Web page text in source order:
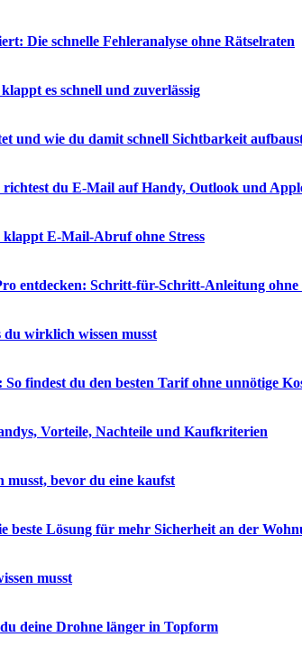
Die schnelle Fehleranalyse ohne Rätselraten
es schnell und zuverlässig
und wie du damit schnell Sichtbarkeit
du E-Mail auf Handy, Outlook und
klappt E-Mail-Abruf ohne Stress
entdecken: Schritt-für-Schritt-Anleitung ohne
wirklich wissen musst
findest du den besten Tarif ohne unnötige
Vorteile, Nachteile und Kaufkriterien
musst, bevor du eine kaufst
beste Lösung für mehr Sicherheit an der
musst
deine Drohne länger in Topform